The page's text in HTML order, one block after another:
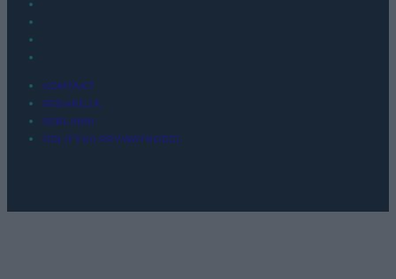
KONTAKT
REDAKCJA
REKLAMA
POLITYKA PRYWATNOŚCI